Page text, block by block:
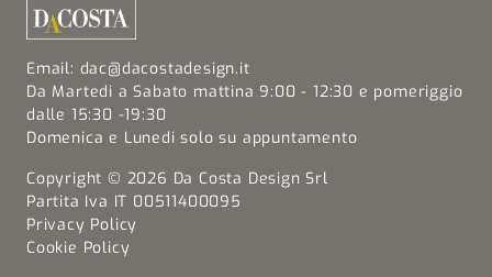
Email: dac@dacostadesign.it
Da Martedi a Sabato mattina 9:00 - 12:30 e pomeriggio
dalle 15:30 -19:30
Domenica e Lunedi solo su appuntamento
Copyright © 2026 Da Costa Design Srl
Partita Iva IT 00511400095
Privacy Policy
Cookie Policy